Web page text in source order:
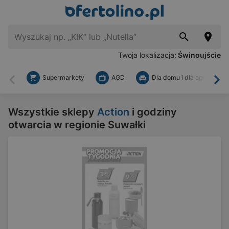
Twoja lokalizacja: Świnoujście
Wstecz
Supermarkety AGD Dla domu i dla ogrodu
Wszystkie sklepy Action i godziny
otwarcia w regionie Suwałki